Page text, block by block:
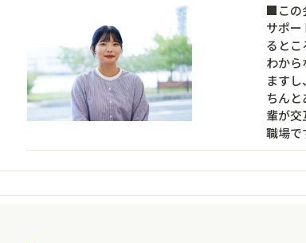
■この
サポー
るとこ
わか
ます
ちん
輩が
職場で